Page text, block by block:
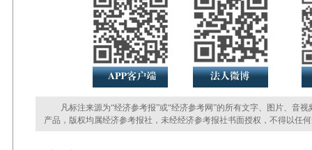
凡标注来源为“经济参考报”或“经济参考网”的所有文字、图片、音视
产品，版权均属经济参考报社，未经经济参考报社书面授权，不得以任